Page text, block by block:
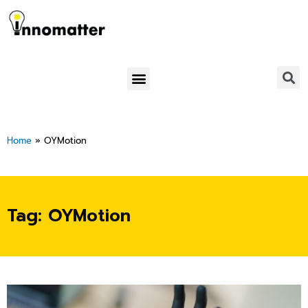
Skip
to
content
Menu
Home » OYMotion
Tag: OYMotion